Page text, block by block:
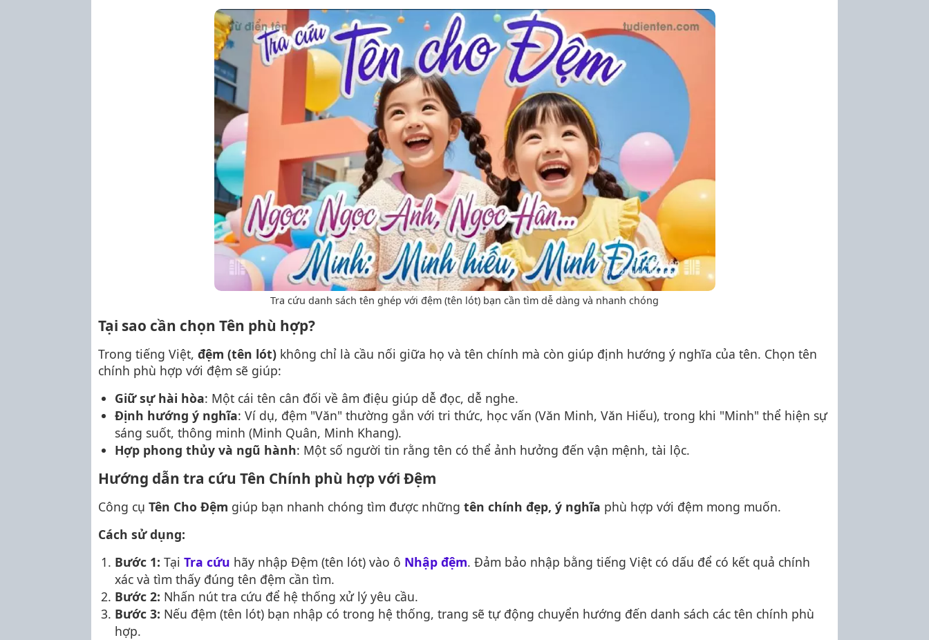
Tra cứu danh sách tên ghép với đệm (tên lót) bạn cần tìm dễ dàng và nhanh chóng
Tại sao cần chọn Tên phù hợp?
Trong tiếng Việt, đệm (tên lót) không chỉ là cầu nối giữa họ và tên chính mà còn giúp định hướng ý nghĩa của tên. Chọn tên
chính phù hợp với đệm sẽ giúp:
Giữ sự hài hòa: Một cái tên cân đối về âm điệu giúp dễ đọc, dễ nghe.
Định hướng ý nghĩa: Ví dụ, đệm "Văn" thường gắn với tri thức, học vấn (Văn Minh, Văn Hiếu), trong khi "Minh" thể hiện sự
sáng suốt, thông minh (Minh Quân, Minh Khang).
Hợp phong thủy và ngũ hành: Một số người tin rằng tên có thể ảnh hưởng đến vận mệnh, tài lộc.
Hướng dẫn tra cứu Tên Chính phù hợp với Đệm
Công cụ Tên Cho Đệm giúp bạn nhanh chóng tìm được những tên chính đẹp, ý nghĩa phù hợp với đệm mong muốn.
Cách sử dụng:
Bước 1: Tại Tra cứu hãy nhập Đệm (tên lót) vào ô Nhập đệm. Đảm bảo nhập bằng tiếng Việt có dấu để có kết quả chính
xác và tìm thấy đúng tên đệm cần tìm.
Bước 2: Nhấn nút tra cứu để hệ thống xử lý yêu cầu.
Bước 3: Nếu đệm (tên lót) bạn nhập có trong hệ thống, trang sẽ tự động chuyển hướng đến danh sách các tên chính phù
hợp.